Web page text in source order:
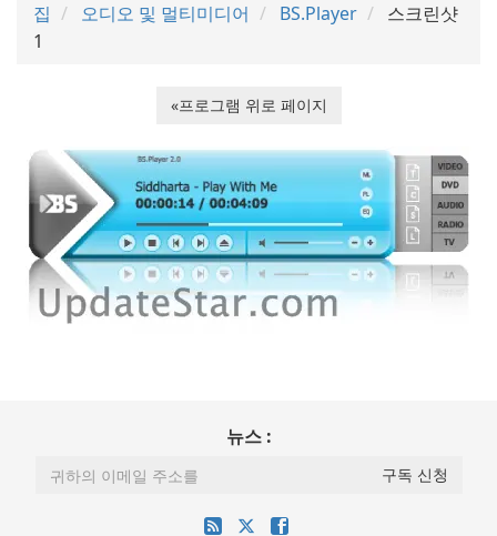
집 오디오 및 멀티미디어 BS.Player
스크린샷
1
«프로그램 위로 페이지
뉴스 :